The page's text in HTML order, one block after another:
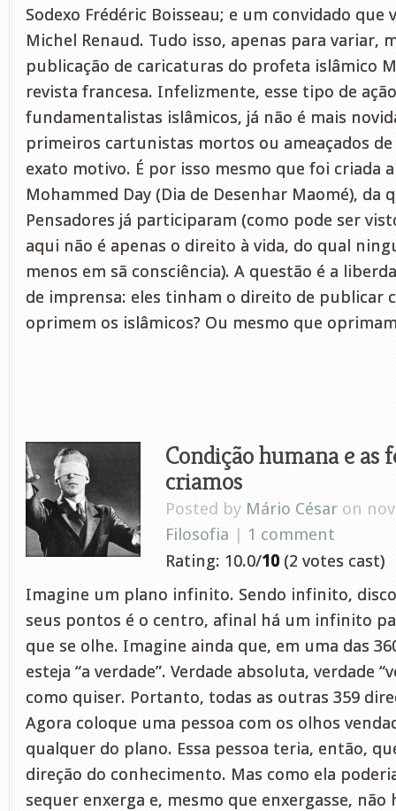
Sodexo Frédéric Boisseau; e um convidado que
Michel Renaud. Tudo isso, apenas para variar,
publicação de caricaturas do profeta islâmico
revista francesa. Infelizmente, esse tipo de
fundamentalistas islâmicos, já não é mais
primeiros cartunistas mortos ou ameaçados
exato motivo. É por isso mesmo que foi criada
Mohammed Day (Dia de Desenhar Maomé), da
Pensadores já participaram (como pode ser
aqui não é apenas o direito à vida, do qual
menos em sã consciência). A questão é a
de imprensa: eles tinham o direito de publicar
oprimem os islâmicos? Ou mesmo que
Condição humana e as
criamos
Posted by Mário César on
Filosofia | 1 comment
Rating: 10.0/10 (2 votes cast)
Imagine um plano infinito. Sendo infinito,
seus pontos é o centro, afinal há um infinito
que se olhe. Imagine ainda que, em uma das
esteja “a verdade”. Verdade absoluta, verdade
como quiser. Portanto, todas as outras 359
Agora coloque uma pessoa com os olhos
qualquer do plano. Essa pessoa teria, então,
direção do conhecimento. Mas como ela
sequer enxerga e, mesmo que enxergasse,